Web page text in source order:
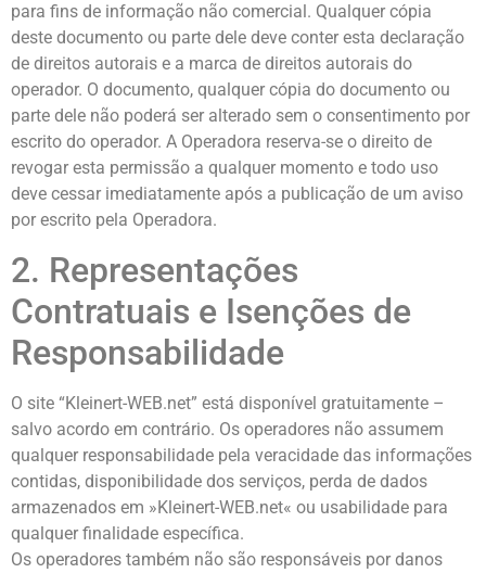
para fins de informação não comercial. Qualquer cópia
deste documento ou parte dele deve conter esta declaração
de direitos autorais e a marca de direitos autorais do
operador. O documento, qualquer cópia do documento ou
parte dele não poderá ser alterado sem o consentimento por
escrito do operador. A Operadora reserva-se o direito de
revogar esta permissão a qualquer momento e todo uso
deve cessar imediatamente após a publicação de um aviso
por escrito pela Operadora.
2. Representações
Contratuais e Isenções de
Responsabilidade
O site “Kleinert-WEB.net” está disponível gratuitamente –
salvo acordo em contrário. Os operadores não assumem
qualquer responsabilidade pela veracidade das informações
contidas, disponibilidade dos serviços, perda de dados
armazenados em »Kleinert-WEB.net« ou usabilidade para
qualquer finalidade específica.
Os operadores também não são responsáveis ​​por danos